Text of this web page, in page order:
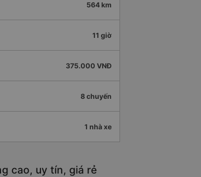
564 km
11 giờ
375.000 VNĐ
8 chuyến
1 nhà xe
cao, uy tín, giá rẻ